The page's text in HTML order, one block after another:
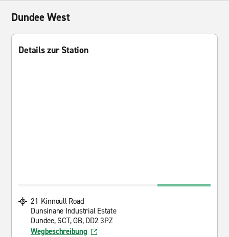
Dundee West
Details zur Station
21 Kinnoull Road
Dunsinane Industrial Estate
Dundee, SCT, GB, DD2 3PZ
Wegbeschreibung